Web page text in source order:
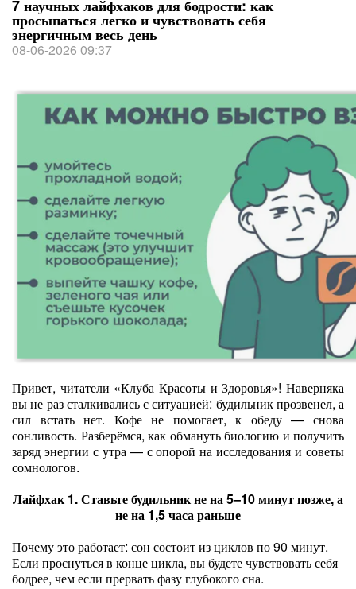
7 научных лайфхаков для бодрости: как
просыпаться легко и чувствовать себя
энергичным весь день
08-06-2026 09:37
Привет, читатели «Клуба Красоты и Здоровья»! Наверняка
вы не раз сталкивались с ситуацией: будильник прозвенел, а
сил встать нет. Кофе не помогает, к обеду — снова
сонливость. Разберёмся, как обмануть биологию и получить
заряд энергии с утра — с опорой на исследования и советы
сомнологов.
Лайфхак 1. Ставьте будильник не на 5–10 минут позже, а
не на 1,5 часа раньше
Почему это работает: сон состоит из циклов по 90 минут.
Если проснуться в конце цикла, вы будете чувствовать себя
бодрее, чем если прервать фазу глубокого сна.